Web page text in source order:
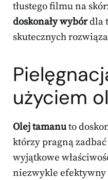
tłustego filmu na
doskonały wybórdla
skutecznych
użyciem
Olej tamanuto
którzy pragną zadbać
wyjątkowe
niezwykle